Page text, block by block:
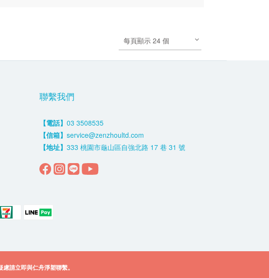
每頁顯示 24 個
聯繫我們
【電話】 03 3508535
【信箱】 service@zenzhoultd.com
【地址】 333 桃園市龜山區自強北路 17 巷 31 號
請立即與仁舟淨塑聯繫。